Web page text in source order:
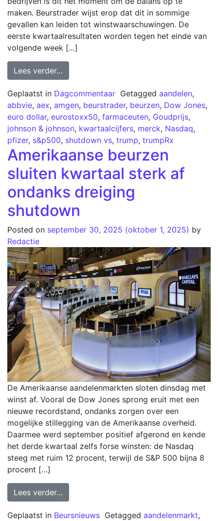
maken. Beurstrader wijst erop dat dit in sommige
gevallen kan leiden tot winstwaarschuwingen. De
eerste kwartaalresultaten worden tegen het einde van
volgende week […]
Lees verder…
Geplaatst in Dagcommentaar Getagged aandelen,
abbvie, aex, amgen, beurstrader, beurzen, Dow Jones,
euro dollar, eurostoxx50, farmaceuten, Goudprijs,
johnson & johnson, kwartaalcijfers, merck, Nasdaq,
pfizer, s&p500, shutdown vs, trump, trumpRx
Amerikaanse beurzen
sluiten kwartaal sterk af
ondanks dreiging
shutdown
Posted on september 30, 2025 (oktober 1, 2025) by
Redactie
De Amerikaanse aandelenmarkten sloten dinsdag met
winst af. Vooral de Dow Jones sprong eruit met een
nieuwe recordstand, ondanks zorgen over een
mogelijke stillegging van de Amerikaanse overheid.
Daarmee werd september positief afgerond en kende
het derde kwartaal zelfs forse winsten: de Nasdaq
steeg met ruim 12 procent, terwijl de S&P 500 bijna 8
procent […]
Lees verder…
Geplaatst in Beursnieuws Getagged aandelenmarkt,